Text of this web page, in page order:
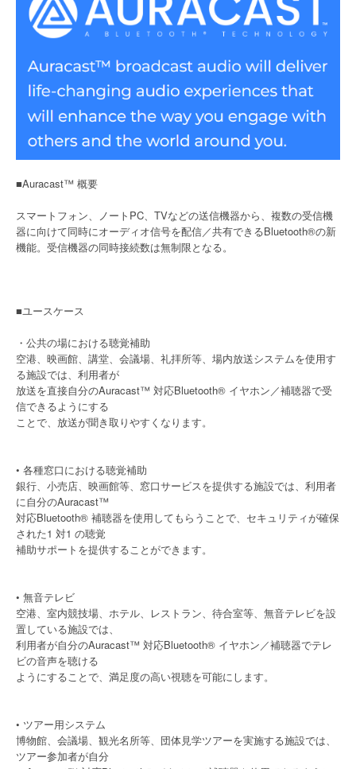
■Auracast™ 概要
スマートフォン、ノートPC、TVなどの送信機器から、複数の受信機
器に向けて同時にオーディオ信号を配信／共有できるBluetooth®の新
機能。受信機器の同時接続数は無制限となる。
■ユースケース
・公共の場における聴覚補助
空港、映画館、講堂、会議場、礼拝所等、場内放送システムを使用す
る施設では、利用者が
放送を直接自分のAuracast™ 対応Bluetooth® イヤホン／補聴器で受
信できるようにする
ことで、放送が聞き取りやすくなります。
• 各種窓口における聴覚補助
銀行、小売店、映画館等、窓口サービスを提供する施設では、利用者
に自分のAuracast™
対応Bluetooth® 補聴器を使用してもらうことで、セキュリティが確保
された1 対1 の聴覚
補助サポートを提供することができます。
• 無音テレビ
空港、室内競技場、ホテル、レストラン、待合室等、無音テレビを設
置している施設では、
利用者が自分のAuracast™ 対応Bluetooth® イヤホン／補聴器でテレ
ビの音声を聴ける
ようにすることで、満足度の高い視聴を可能にします。
• ツアー用システム
博物館、会議場、観光名所等、団体見学ツアーを実施する施設では、
ツアー参加者が自分